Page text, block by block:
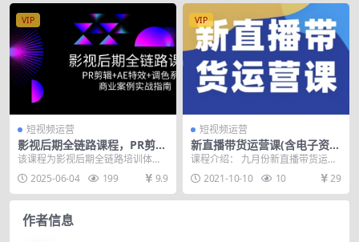
VIP
短视频运营
影视后期全链路课程，PR剪辑
+AE特效+调色系统，商业案例
该课程为影视后期全链路培训体
系，覆盖「软件基础→商业实战→
手机拍摄」三大模块： ...
2025-06-04 199 9.9
VIP
短视频运营
新直播带货运营课(含电子资
料)：破冷启动、818算法破
课程介绍： 九月份新直播带货运营
课(含电子资料)，主要内容包括：破
冷启动、818...
2021-10-10 10 29
作者信息